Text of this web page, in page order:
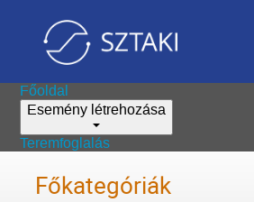
Főoldal
Esemény létrehozása
Teremfoglalás
Főkategóriák